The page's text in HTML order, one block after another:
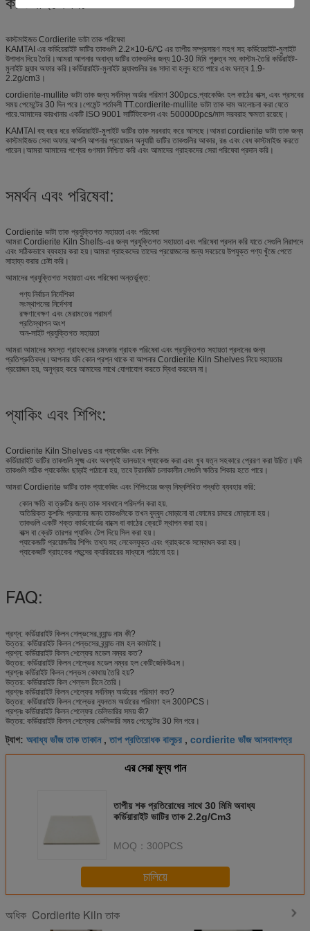
কাস্টমাইজড Cordierite ভাটা তাক পরিষেবা
KAMTAI এর কর্ডিয়েরাইট ভাটির তাকগুলি 2.2×10-6/℃ এর তাপীয় সম্প্রসারণ সহগ সহ কর্ডিয়েরাইট-মুলাইট
উপাদান দিয়ে তৈরি।আমরা আপনার অবাধ্য ভাটির তাকগুলির জন্য 10-30 মিমি পুরুত্ব সহ কাস্টম-তৈরি কর্ডিরাইট-
মুলাইট স্ল্যাব অফার করি।কর্ডিয়ারাইট-মুলাইট স্ল্যাবগুলির রঙ সাদা বা হলুদ হতে পারে এবং ঘনত্ব 1.9-
2.2g/cm3।
cordierite-mullite ভাটা তাক জন্য সর্বনিম্ন অর্ডার পরিমাণ 300pcs.প্যাকেজিং হল কাঠের বাক্স, এবং প্রসবের
সময় পেমেন্টের 30 দিন পরে।পেমেন্ট শর্তাবলী TT.cordierite-mullite ভাটা তাক দাম আলোচনা করা যেতে
পারে.আমাদের কারখানার একটি ISO 9001 সার্টিফিকেশন এবং 500000pcs/মাস সরবরাহ ক্ষমতা রয়েছে।
KAMTAI বহু বছর ধরে কর্ডিয়ারাইট-মুলাইট ভাটির তাক সরবরাহ করে আসছে।আমরা cordierite ভাটা তাক জন্য
কাস্টমাইজড সেবা অফার.আপনি আপনার প্রয়োজন অনুযায়ী ভাটির তাকগুলির আকার, রঙ এবং বেধ কাস্টমাইজ করতে
পারেন।আমরা আমাদের পণ্যের গুণমান নিশ্চিত করি এবং আমাদের গ্রাহকদের সেরা পরিষেবা প্রদান করি।
সমর্থন এবং পরিষেবা:
Cordierite ভাটা তাক প্রযুক্তিগত সহায়তা এবং পরিষেবা
আমরা Cordierite Kiln Shelfs-এর জন্য প্রযুক্তিগত সহায়তা এবং পরিষেবা প্রদান করি যাতে সেগুলি নিরাপদে
এবং সঠিকভাবে ব্যবহার করা হয়।আমরা গ্রাহকদের তাদের প্রয়োজনের জন্য সবচেয়ে উপযুক্ত পণ্য খুঁজে পেতে
সাহায্য করার চেষ্টা করি।
আমাদের প্রযুক্তিগত সহায়তা এবং পরিষেবা অন্তর্ভুক্ত:
পণ্য নির্বাচন নির্দেশিকা
সংস্থাপনের নির্দেশনা
রক্ষণাবেক্ষণ এবং মেরামতের পরামর্শ
প্রতিস্থাপন অংশ
অন-সাইট প্রযুক্তিগত সহায়তা
আমরা আমাদের সমস্ত গ্রাহকদের চমৎকার গ্রাহক পরিষেবা এবং প্রযুক্তিগত সহায়তা প্রদানের জন্য
প্রতিশ্রুতিবদ্ধ।আপনার যদি কোন প্রশ্ন থাকে বা আপনার Cordierite Kiln Shelves নিয়ে সহায়তার
প্রয়োজন হয়, অনুগ্রহ করে আমাদের সাথে যোগাযোগ করতে দ্বিধা করবেন না।
প্যাকিং এবং শিপিং:
Cordierite Kiln Shelves এর প্যাকেজিং এবং শিপিং
কর্ডিয়ারাইট ভাটির তাকগুলি সূক্ষ্ম এবং অবশ্যই ভালভাবে প্যাকেজ করা এবং খুব যত্ন সহকারে প্রেরণ করা উচিত।যদি
তাকগুলি সঠিক প্যাকেজিং ছাড়াই পাঠানো হয়, তবে ট্রানজিট চলাকালীন সেগুলি ক্ষতির শিকার হতে পারে।
আমরা Cordierite ভাটির তাক প্যাকেজিং এবং শিপিংয়ের জন্য নিম্নলিখিত পদ্ধতি ব্যবহার করি:
কোন ক্ষতি বা ত্রুটির জন্য তাক সাবধানে পরিদর্শন করা হয়.
অতিরিক্ত কুশনিং প্রদানের জন্য তাকগুলিকে তখন বুদ্বুদ মোড়ানো বা ফোমের চাদরে মোড়ানো হয়।
তাকগুলি একটি শক্ত কার্ডবোর্ডের বাক্সে বা কাঠের ক্রেটে স্থাপন করা হয়।
বাক্স বা ক্রেট তারপর প্যাকিং টেপ দিয়ে সিল করা হয়।
প্যাকেজটি প্রয়োজনীয় শিপিং তথ্য সহ লেবেলযুক্ত এবং গ্রাহককে সম্বোধন করা হয়।
প্যাকেজটি গ্রাহকের পছন্দের ক্যারিয়ারের মাধ্যমে পাঠানো হয়।
FAQ:
প্রশ্ন: কর্ডিয়ারাইট কিলন শেল্ভসের ব্র্যান্ড নাম কী?
উত্তর: কর্ডিয়ারাইট কিলন শেল্ভসের ব্র্যান্ড নাম হল কামটাই।
প্রশ্ন: কর্ডিয়ারাইট কিলন শেল্ফের মডেল নম্বর কত?
উত্তর: কর্ডিয়ারাইট কিলন শেল্ভের মডেল নম্বর হল কেটিজেকিউএস।
প্রশ্নঃ কর্ডিরাইট কিলন শেল্ভস কোথায় তৈরি হয়?
উত্তর: কর্ডিয়ারাইট কিল শেল্ভস চীনে তৈরি।
প্রশ্নঃ কর্ডিয়ারাইট কিলন শেল্ফের সর্বনিম্ন অর্ডারের পরিমাণ কত?
উত্তর: কর্ডিয়ারাইট কিলন শেল্ভের ন্যূনতম অর্ডারের পরিমাণ হল 300PCS।
প্রশ্নঃ কর্ডিয়ারাইট কিলন শেল্ফের ডেলিভারির সময় কী?
উত্তর: কর্ডিয়ারাইট কিলন শেল্ফের ডেলিভারি সময় পেমেন্টের 30 দিন পরে।
ট্যাগ: অবাধ্য ভাঁজ তাক তাকান,তাপ প্রতিরোধক বালুচর , cordierite ভাঁজ আসবাবপত্র
এর সেরা মূল্য পান
তাপীয় শক প্রতিরোধের সাথে 30 মিমি অবাধ্য
কর্ডিয়ারাইট ভাটির তাক 2.2g/Cm3
MOQ： 300PCS
চালিয়ে
অধিক Cordierite Kiln তাক